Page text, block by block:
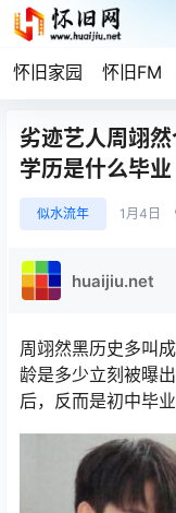
怀旧家园 怀旧FM
劣迹艺人周翊
学历是什么毕业
似水流年 1月4日
huaijiu.net
周翊然黑历史多叫
龄是多少立刻被曝
后，反而是初中毕